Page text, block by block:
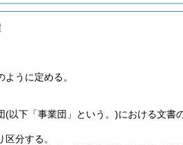
ように定める。
(以下「事業団」という。)における文書
分する。